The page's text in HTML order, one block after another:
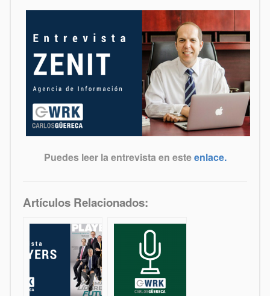
Puedes leer la entrevista en esteenlace.
Artículos Relacionados: